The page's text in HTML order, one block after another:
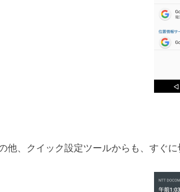
他、クイック設定ツールからも、すぐ